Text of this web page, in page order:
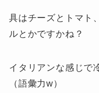
具はチーズとトマト
ルとかですかね？
イタリアンな感じで
（語彙力w）